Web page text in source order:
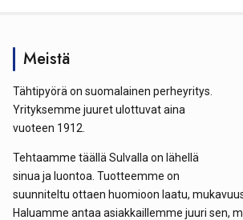
Meistä
Tähtipyörä on suomalainen perheyritys.
Yrityksemme juuret ulottuvat aina
vuoteen 1912.
Tehtaamme täällä Sulvalla on lähellä
sinua ja luontoa. Tuotteemme on
suunniteltu ottaen huomioon laatu,
Haluamme antaa asiakkaillemme juuri sen,